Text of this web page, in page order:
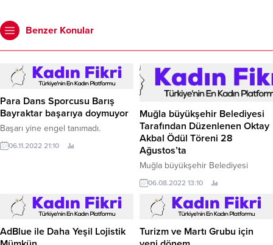
Benzer Konular
Para Dans Sporcusu Barış
Bayraktar başarıya doymuyor
Başarı yine engel tanımadı.
06.11.2022 21:10
Muğla büyükşehir Belediyesi
Tarafından Düzenlenen Oktay
Akbal Ödül Töreni 28
Ağustos’ta
Muğla büyükşehir Belediyesi
tarafından bu yıl ikincisi
düzenlenen Oktay Akbal Edebiyat
Ödülü’nü Zeynep Göğüş, ‘Yok
Çünkü Telafisi’ adlı romanıyla
almaya hak kazandı.
06.08.2022 13:10
AdBlue ile Daha Yeşil Lojistik
Turizm ve Martı Grubu için